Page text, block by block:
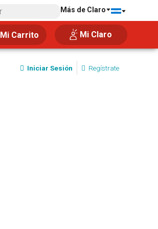
Más de Claro
Mi Carrito Mi Claro
Iniciar Sesión Regístrate